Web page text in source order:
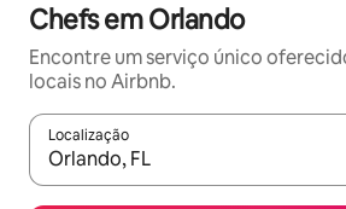
Chefs em Orlando
Encontre um serviço único
locais no Airbnb.
Localização
Quando os resultados estiverem